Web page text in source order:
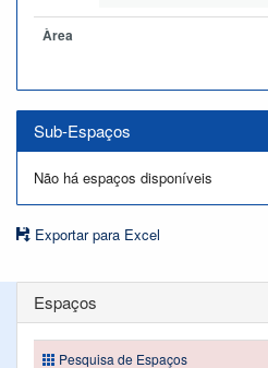
Àrea
Sub-Espaços
Não há espaços disponíveis
Exportar para Excel
Espaços
Pesquisa de Espaços